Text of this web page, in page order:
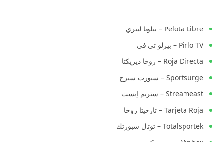
Pelota Libre – بيلوتا ليبري
Pirlo TV – بيرلو تي في
Roja Directa – روخا ديريكتا
Sportsurge – سبورت سيرج
Streameast – ستريم إيست
Tarjeta Roja – تارخيتا روخا
Totalsportek – توتال سبورتك